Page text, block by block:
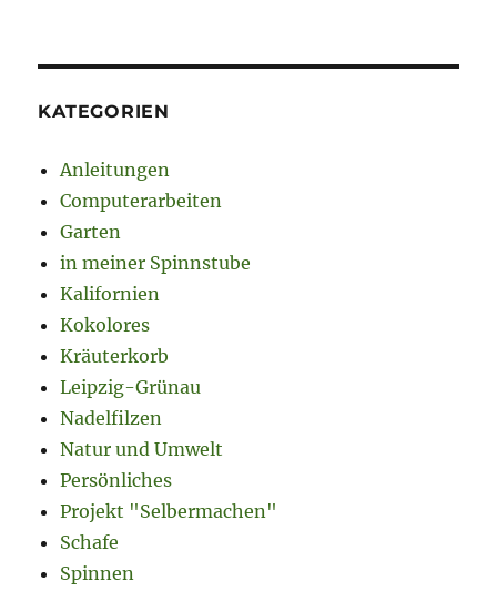
KATEGORIEN
Anleitungen
Computerarbeiten
Garten
in meiner Spinnstube
Kalifornien
Kokolores
Kräuterkorb
Leipzig-Grünau
Nadelfilzen
Natur und Umwelt
Persönliches
Projekt "Selbermachen"
Schafe
Spinnen